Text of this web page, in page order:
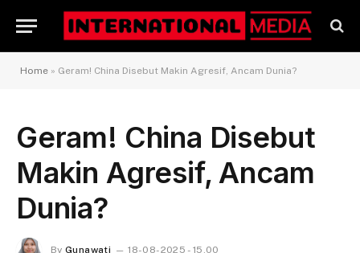
Home » Geram! China Disebut Makin Agresif, Ancam Dunia?
Geram! China Disebut
Makin Agresif, Ancam
Dunia?
By Gunawati
18-08-2025 - 15.00